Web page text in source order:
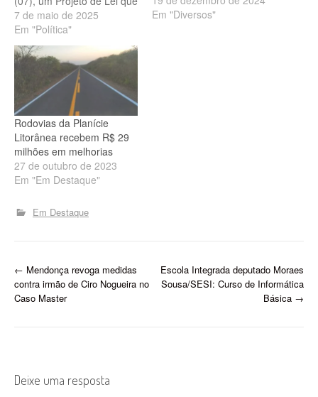
trata sobre a prevenção,
fiscalização e
conscientização da
população sobre os
acidentes com animais
soltos nas vias públicas
estaduais e cria a política
estadual de prevenção e
resposta integrada aos
sinistros de trânsito…
7 de maio de 2025
Em "Política"
Em "Diversos"
Rodovias da Planície
Litorânea recebem R$ 29
milhões em melhorias
27 de outubro de 2023
Em "Em Destaque"
Em Destaque
P
o
n
← Mendonça revoga medidas
contra irmão de Ciro Nogueira no
Caso Master
Escola Integrada deputado Moraes
Sousa/SESI: Curso de Informática
Básica →
Deixe uma resposta